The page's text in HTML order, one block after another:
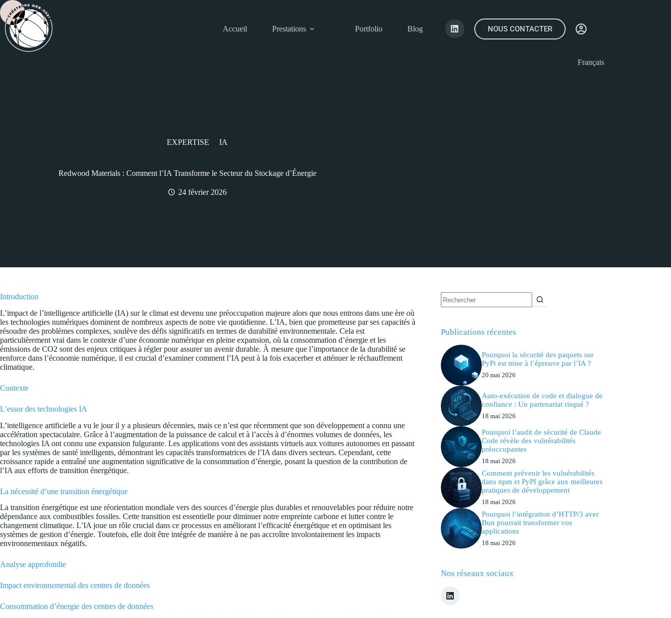
Accueil Prestations Portfolio Blog NOUS CONTACTER
Français
EXPERTISE IA
Redwood Materials : Comment l’IA Transforme le Secteur du Stockage d’Énergie
24 février 2026
Introduction
L’impact de l’intelligence artificielle (IA) sur le climat est devenu une préoccupation majeure alors que nous entrons dans une ère où
les technologies numériques dominent de nombreux aspects de notre vie quotidienne. L’IA, bien que prometteuse par ses capacités à
résoudre des problèmes complexes, soulève des défis significatifs en termes de durabilité environnementale. Cela est
particulièrement vrai dans le contexte d’une économie numérique en pleine expansion, où la consommation d’énergie et les
émissions de CO2 sont des enjeux critiques à régler pour assurer un avenir durable. À mesure que l’importance de la durabilité se
renforce dans l’économie numérique, il est crucial d’examiner comment l’IA peut à la fois exacerber et atténuer le réchauffement
climatique.
Contexte
L’essor des technologies IA
L’intelligence artificielle a vu le jour il y a plusieurs décennies, mais ce n’est que récemment que son développement a connu une
accélération spectaculaire. Grâce à l’augmentation de la puissance de calcul et à l’accès à d’énormes volumes de données, les
technologies IA ont connu une expansion fulgurante. Les applications vont des assistants virtuels aux voitures autonomes en passant
par les systèmes de santé intelligents, démontrant les capacités transformatrices de l’IA dans divers secteurs. Cependant, cette
croissance rapide a entraîné une augmentation significative de la consommation d’énergie, posant la question de la contribution de
l’IA aux efforts de transition énergétique.
La nécessité d’une transition énergétique
La transition énergétique est une réorientation mondiale vers des sources d’énergie plus durables et renouvelables pour réduire notre
dépendance aux combustibles fossiles. Cette transition est essentielle pour diminuer notre empreinte carbone et lutter contre le
changement climatique. L’IA joue un rôle crucial dans ce processus en améliorant l’efficacité énergétique et en optimisant les
systèmes de gestion d’énergie. Toutefois, elle doit être intégrée de manière à ne pas accroître involontairement les impacts
environnementaux négatifs.
Analyse approfondie
Impact environnemental des centres de données
Consommation d’énergie des centres de données
Publications récentes
Pourquoi la sécurité des paquets sur
PyPi est mise à l’épreuve par l’IA ?
20 mai 2026
Auto-exécution de code et dialogue de
confiance : Un partenariat risqué ?
18 mai 2026
Pourquoi l’audit de sécurité de Claude
Code révèle des vulnérabilités
préoccupantes
18 mai 2026
Comment prévenir les vulnérabilités
dans npm et PyPI grâce aux meilleures
pratiques de développement
18 mai 2026
Pourquoi l’intégration d’HTTP/3 avec
Bun pourrait transformer vos
applications
18 mai 2026
Nos réseaux sociaux